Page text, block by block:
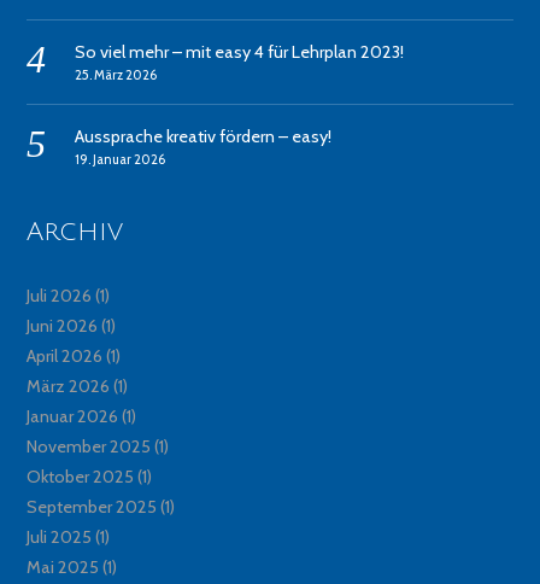
So viel mehr – mit easy 4 für Lehrplan 2023!
25. März 2026
Aussprache kreativ fördern – easy!
19. Januar 2026
Archiv
Juli 2026 (1)
Juni 2026 (1)
April 2026 (1)
März 2026 (1)
Januar 2026 (1)
November 2025 (1)
Oktober 2025 (1)
September 2025 (1)
Juli 2025 (1)
Mai 2025 (1)